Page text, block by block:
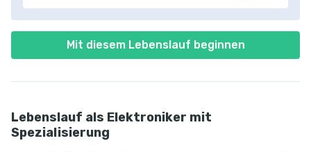
Mit diesem Lebenslauf beginnen
Lebenslauf als Elektroniker mit
Spezialisierung